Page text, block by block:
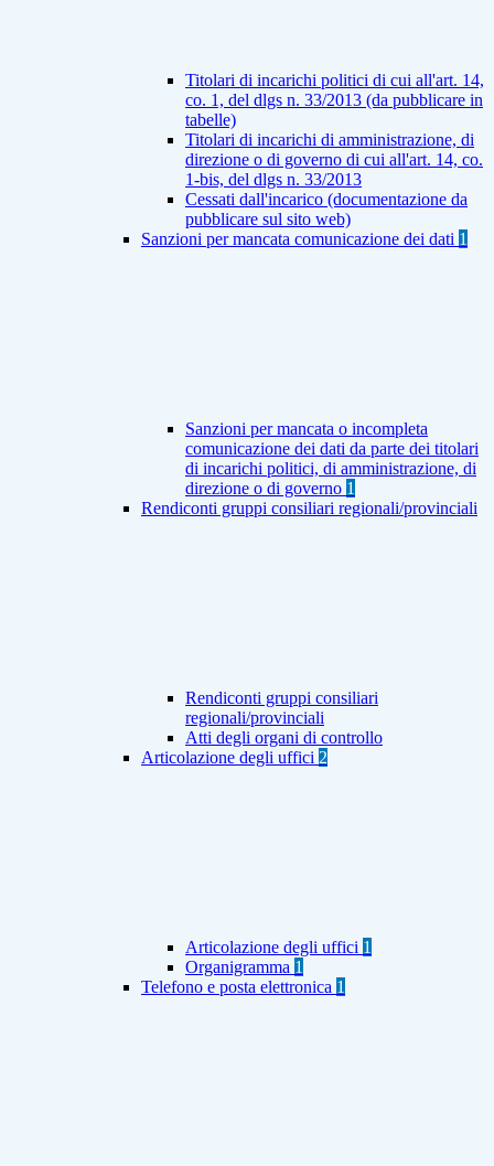
Titolari di incarichi politici di cui all'art. 14,
co. 1, del dlgs n. 33/2013 (da pubblicare in
tabelle)
Titolari di incarichi di amministrazione, di
direzione o di governo di cui all'art. 14, co.
1-bis, del dlgs n. 33/2013
Cessati dall'incarico (documentazione da
pubblicare sul sito web)
Sanzioni per mancata comunicazione dei dati 1
Sanzioni per mancata o incompleta
comunicazione dei dati da parte dei titolari
di incarichi politici, di amministrazione, di
direzione o di governo 1
Rendiconti gruppi consiliari regionali/provinciali
Rendiconti gruppi consiliari
regionali/provinciali
Atti degli organi di controllo
Articolazione degli uffici 2
Articolazione degli uffici 1
Organigramma 1
Telefono e posta elettronica 1